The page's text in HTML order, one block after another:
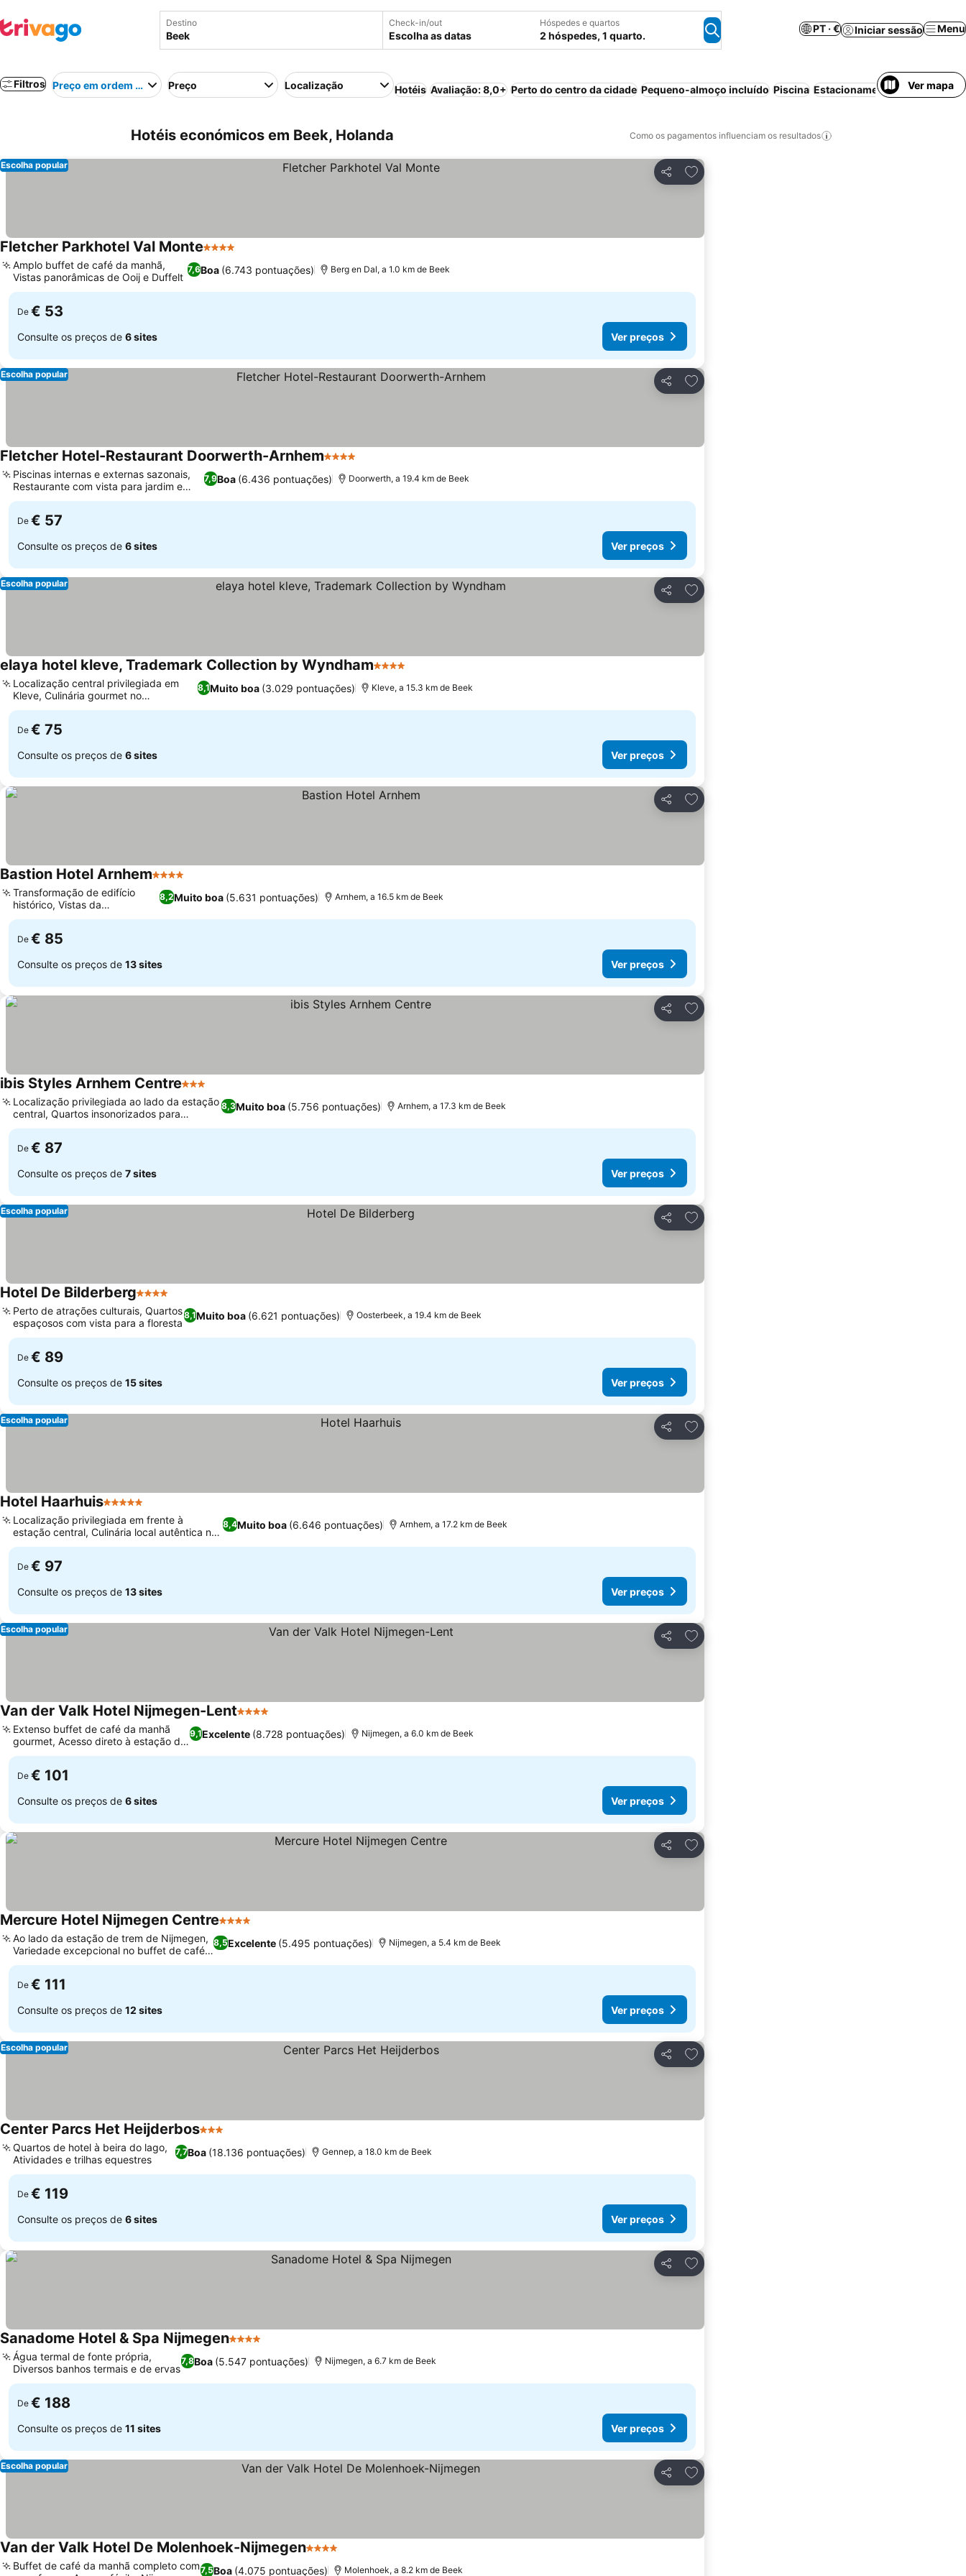
Destino Check-in/out
Escolha as datas
Hóspedes e quartos
2 hóspedes, 1 quarto.
PT · € Iniciar sessão Menu
Filtros Preço em ordem crescentePreço Localização Hotéis Avaliação: 8,0+ Perto do centro da cidade Pequeno-almoço incluído Piscina Estacionamento Ver mapa
Hotéis económicos em Beek, Holanda Como os pagamentos influenciam os resultados
Partilhar
Adicionar aos favoritos
Escolha popular
Fletcher Parkhotel Val Monte4 Estrelas
7,6Boa (6.743 pontuações)
Amplo buffet de café da manhã,
Vistas panorâmicas de Ooij e Duffelt
Berg en Dal, a 1.0 km de Beek
De € 53
Consulte os preços de 6 sites Ver preços
Partilhar
Adicionar aos favoritos
Escolha popular
Fletcher Hotel-Restaurant Doorwerth-Arnhem4 Estrelas
7,9Boa (6.436 pontuações)
Piscinas internas e externas sazonais,
Restaurante com vista para jardim e
lago
Doorwerth, a 19.4 km de Beek
De € 57
Consulte os preços de 6 sites Ver preços
Partilhar
Adicionar aos favoritos
Escolha popular
elaya hotel kleve, Trademark Collection by Wyndham4 Estrelas
8,1Muito boa (3.029 pontuações)
Localização central privilegiada em
Kleve, Culinária gourmet no
restaurante Vitello
Kleve, a 15.3 km de Beek
De € 75
Consulte os preços de 6 sites Ver preços
Partilhar
Adicionar aos favoritos
Bastion Hotel Arnhem4 Estrelas
8,2Muito boa (5.631 pontuações)
Transformação de edifício
histórico, Vistas da
Eusebiuskerk
Arnhem, a 16.5 km de Beek
De € 85
Consulte os preços de 13 sites Ver preços
Partilhar
Adicionar aos favoritos
ibis Styles Arnhem Centre3 Estrelas
8,3Muito boa (5.756 pontuações)
Localização privilegiada ao lado da estação
central, Quartos insonorizados para
estadias tranquilas
Arnhem, a 17.3 km de Beek
De € 87
Consulte os preços de 7 sites Ver preços
Partilhar
Adicionar aos favoritos
Escolha popular
Hotel De Bilderberg4 Estrelas
8,1Muito boa (6.621 pontuações)
Perto de atrações culturais, Quartos
espaçosos com vista para a floresta
Oosterbeek, a 19.4 km de Beek
De € 89
Consulte os preços de 15 sites Ver preços
Partilhar
Adicionar aos favoritos
Escolha popular
Hotel Haarhuis5 Estrelas
8,4Muito boa (6.646 pontuações)
Localização privilegiada em frente à
estação central, Culinária local autêntica no
restaurante LOCALS
Arnhem, a 17.2 km de Beek
De € 97
Consulte os preços de 13 sites Ver preços
Partilhar
Adicionar aos favoritos
Escolha popular
Van der Valk Hotel Nijmegen-Lent4 Estrelas
9,1Excelente (8.728 pontuações)
Extenso buffet de café da manhã
gourmet, Acesso direto à estação de
trem
Nijmegen, a 6.0 km de Beek
De € 101
Consulte os preços de 6 sites Ver preços
Partilhar
Adicionar aos favoritos
Mercure Hotel Nijmegen Centre4 Estrelas
8,5Excelente (5.495 pontuações)
Ao lado da estação de trem de Nijmegen,
Variedade excepcional no buffet de café
da manhã
Nijmegen, a 5.4 km de Beek
De € 111
Consulte os preços de 12 sites Ver preços
Partilhar
Adicionar aos favoritos
Escolha popular
Center Parcs Het Heijderbos3 Estrelas
7,7Boa (18.136 pontuações)
Quartos de hotel à beira do lago,
Atividades e trilhas equestres
Gennep, a 18.0 km de Beek
De € 119
Consulte os preços de 6 sites Ver preços
Partilhar
Adicionar aos favoritos
Sanadome Hotel & Spa Nijmegen4 Estrelas
7,8Boa (5.547 pontuações)
Água termal de fonte própria,
Diversos banhos termais e de ervas
Nijmegen, a 6.7 km de Beek
De € 188
Consulte os preços de 11 sites Ver preços
Partilhar
Adicionar aos favoritos
Escolha popular
Van der Valk Hotel De Molenhoek-Nijmegen4 Estrelas
7,5Boa (4.075 pontuações)
Buffet de café da manhã completo com
Molenhoek, a 8.2 km de Beek